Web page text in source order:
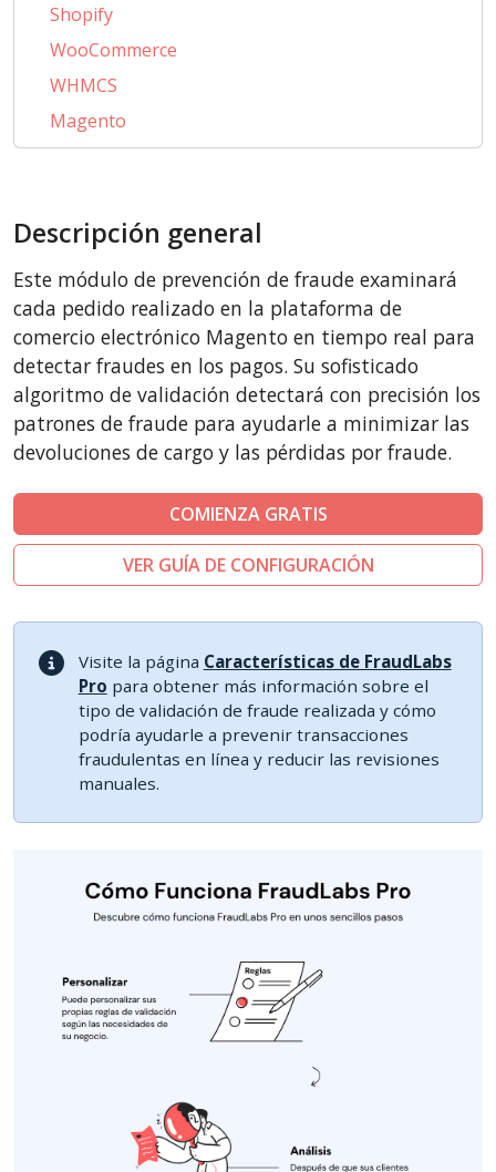
Shopify
WooCommerce
WHMCS
Magento
PrestaShop
AbanteCart
LiteCart
ZenCart
PinnacleCart
FoxyCart
Easy Digital Downloads
Ecwid by Lightspeed
WISECP
ThirtyBees
Shopware
Sylius
Descripción general
Este módulo de prevención de fraude examinará
cada pedido realizado en la plataforma de
comercio electrónico Magento en tiempo real para
detectar fraudes en los pagos. Su sofisticado
algoritmo de validación detectará con precisión los
patrones de fraude para ayudarle a minimizar las
devoluciones de cargo y las pérdidas por fraude.
COMIENZA GRATIS
VER GUÍA DE CONFIGURACIÓN
Visite la página Características de FraudLabs
Pro para obtener más información sobre el
tipo de validación de fraude realizada y cómo
podría ayudarle a prevenir transacciones
fraudulentas en línea y reducir las revisiones
manuales.